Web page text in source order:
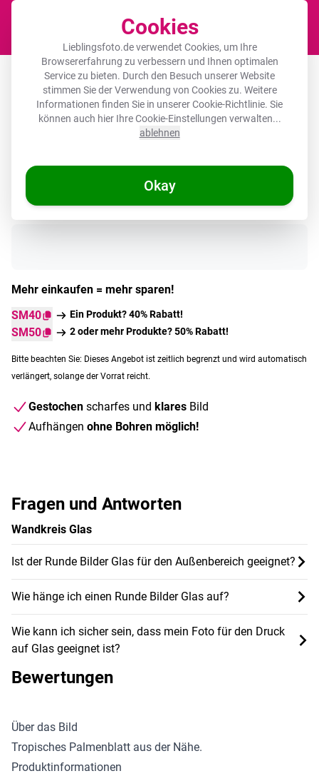
Cookies
Lieblingsfoto.de verwendet Cookies, um Ihre
Browsererfahrung zu verbessern und Ihnen optimalen
Service zu bieten. Durch den Besuch unserer Website
stimmen Sie der Verwendung von Cookies zu. Weitere
Informationen finden Sie in unsererCookie-Richtlinie. Sie
können auch hier Ihre Cookie-Einstellungen verwalten...
ablehnen
Okay
Runde Bilder Glas - Palmenblatt -
Tropisch - Natur - Dschungel
Auf Lager
Mehr einkaufen = mehr sparen!
SM40
Ein Produkt? 40% Rabatt!
SM50 2 oder mehr Produkte? 50% Rabatt!
Bitte beachten Sie: Dieses Angebot ist zeitlich begrenzt und wird automatisch
verlängert, solange der Vorrat reicht.
Gestochen scharfes und klares Bild
Aufhängen ohne Bohren möglich!
Fragen und Antworten
Wandkreis Glas
Ist der Runde Bilder Glas für den Außenbereich geeignet?
Wie hänge ich einen Runde Bilder Glas auf?
Wie kann ich sicher sein, dass mein Foto für den Druck
auf Glas geeignet ist?
Bewertungen
Über das Bild
Tropisches Palmenblatt aus der Nähe.
Produktinformationen